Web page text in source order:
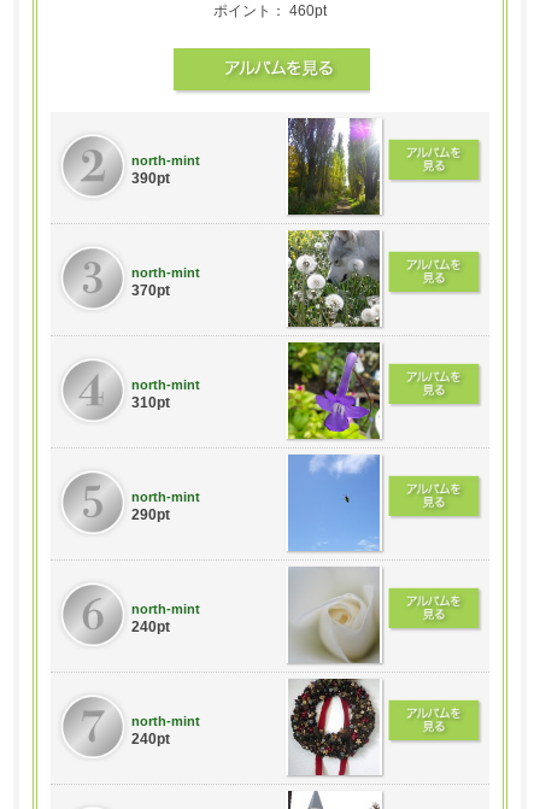
ポイント： 460pt
north-mint
390pt
north-mint
370pt
north-mint
310pt
north-mint
290pt
north-mint
240pt
north-mint
240pt